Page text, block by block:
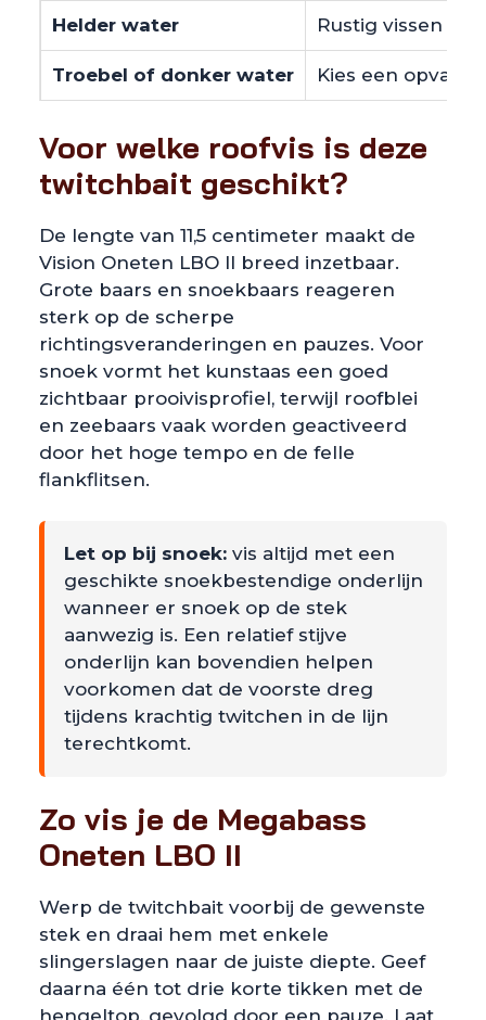
Helder water Rustig vissen
Troebel of donker water Kies een
Voor welke roofvis is deze
twitchbait geschikt?
De lengte van 11,5 centimeter maakt de
Vision Oneten LBO II breed inzetbaar.
Grote baars en snoekbaars reageren
sterk op de scherpe
richtingsveranderingen en pauzes. Voor
snoek vormt het kunstaas een goed
zichtbaar prooivisprofiel, terwijl roofblei
en zeebaars vaak worden geactiveerd
door het hoge tempo en de felle
flankflitsen.
Let op bij snoek: vis altijd met een
geschikte snoekbestendige onderlijn
wanneer er snoek op de stek
aanwezig is. Een relatief stijve
onderlijn kan bovendien helpen
voorkomen dat de voorste dreg
tijdens krachtig twitchen in de lijn
terechtkomt.
Zo vis je de Megabass
Oneten LBO II
Werp de twitchbait voorbij de gewenste
stek en draai hem met enkele
slingerslagen naar de juiste diepte. Geef
daarna één tot drie korte tikken met de
hengeltop, gevolgd door een pauze. Laat